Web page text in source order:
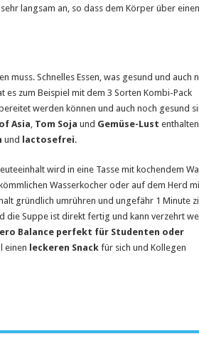
langsam an, so dass dem Körper über einen
muss. Schnelles Essen, was gesund und auch
es zum Beispiel mit dem 3 Sorten Kombi-Pack
werden können und auch noch gesund
Asia, Tom Soja und Gemüse-Lust
und lactosefrei.
wird in eine Tasse mit kochendem
Wasserkocher oder auf dem Herd
gründlich umrühren und ungefähr 1 Minute
die Suppe ist direkt fertig und kann verzehrt
Balance perfekt für Studenten oder
einen leckeren Snackfür sich und Kollegen